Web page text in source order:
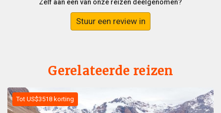
Zelf aan een van onze reizen deelgenomen?
Stuur een review in
Gerelateerde reizen
Tot US$3518 korting